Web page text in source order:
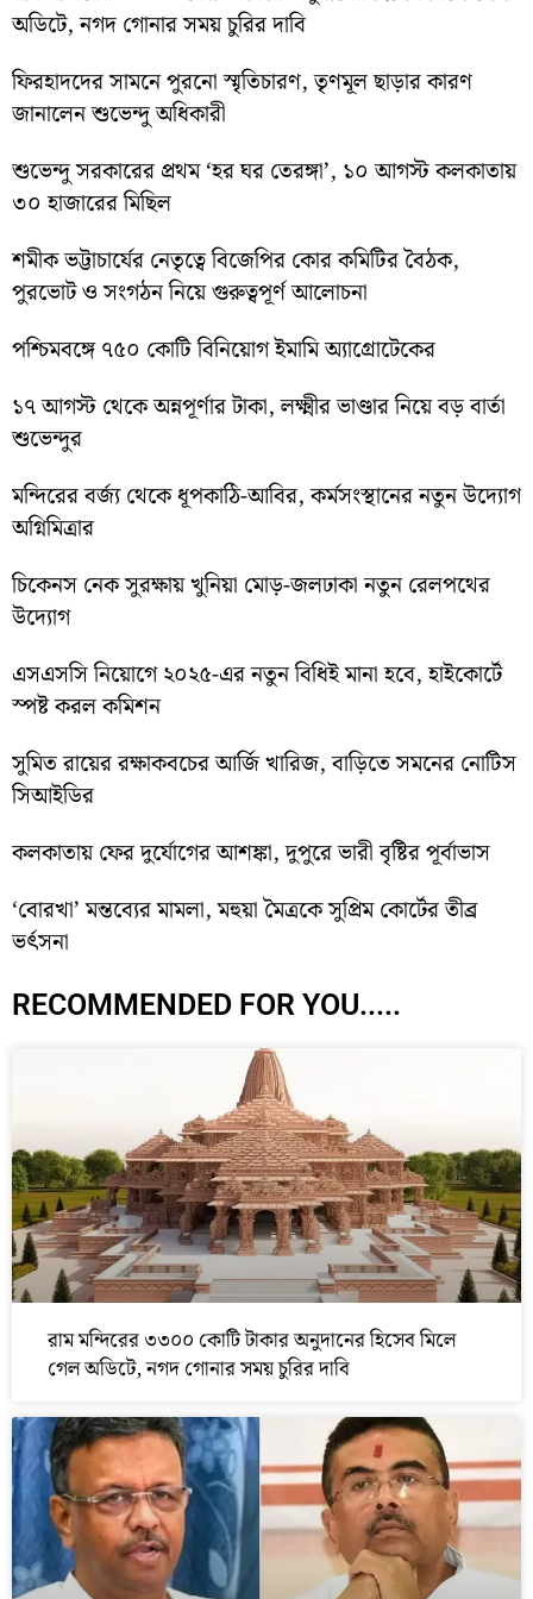
অডিটে, নগদ গোনার সময় চুরির দাবি
ফিরহাদদের সামনে পুরনো স্মৃতিচারণ, তৃণমূল ছাড়ার কারণ
জানালেন শুভেন্দু অধিকারী
শুভেন্দু সরকারের প্রথম ‘হর ঘর তেরঙ্গা’, ১০ আগস্ট কলকাতায়
৩০ হাজারের মিছিল
শমীক ভট্টাচার্যের নেতৃত্বে বিজেপির কোর কমিটির বৈঠক,
পুরভোট ও সংগঠন নিয়ে গুরুত্বপূর্ণ আলোচনা
পশ্চিমবঙ্গে ৭৫০ কোটি বিনিয়োগ ইমামি অ্যাগ্রোটেকের
১৭ আগস্ট থেকে অন্নপূর্ণার টাকা, লক্ষ্মীর ভাণ্ডার নিয়ে বড় বার্তা
শুভেন্দুর
মন্দিরের বর্জ্য থেকে ধূপকাঠি-আবির, কর্মসংস্থানের নতুন উদ্যোগ
অগ্নিমিত্রার
চিকেনস নেক সুরক্ষায় খুনিয়া মোড়-জলঢাকা নতুন রেলপথের
উদ্যোগ
এসএসসি নিয়োগে ২০২৫-এর নতুন বিধিই মানা হবে, হাইকোর্টে
স্পষ্ট করল কমিশন
সুমিত রায়ের রক্ষাকবচের আর্জি খারিজ, বাড়িতে সমনের নোটিস
সিআইডির
কলকাতায় ফের দুর্যোগের আশঙ্কা, দুপুরে ভারী বৃষ্টির পূর্বাভাস
‘বোরখা’ মন্তব্যের মামলা, মহুয়া মৈত্রকে সুপ্রিম কোর্টের তীব্র
ভর্ৎসনা
RECOMMENDED FOR YOU.....
রাম মন্দিরের ৩৩০০ কোটি টাকার অনুদানের হিসেব মিলে
গেল অডিটে, নগদ গোনার সময় চুরির দাবি